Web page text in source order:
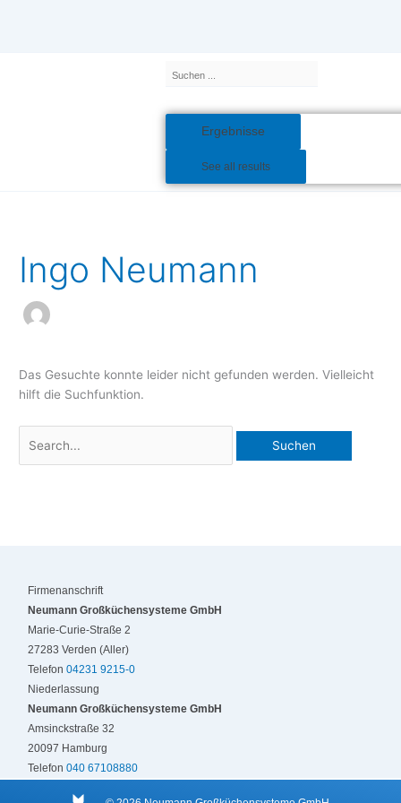
Search
Ergebnisse
See all results
Ingo Neumann
Das Gesuchte konnte leider nicht gefunden werden. Vielleicht
hilft die Suchfunktion.
Firmenanschrift
Neumann Großküchensysteme GmbH
Marie-Curie-Straße 2
27283 Verden (Aller)
Telefon04231 9215-0
Niederlassung
Neumann Großküchensysteme GmbH
Amsinckstraße 32
20097 Hamburg
Telefon040 67108880